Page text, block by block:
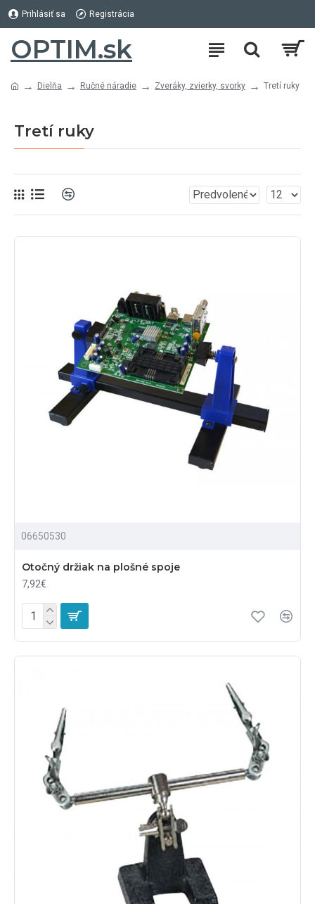
Prihlásiť sa Registrácia
OPTIM.sk
Dielňa Ručné náradie Zveráky, zvierky, svorky Tretí ruky
Tretí ruky
06650530
Otočný držiak na plošné spoje
7,92€